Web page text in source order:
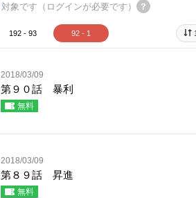
対象です（ログインが必要です）
192 - 93 92 - 1
2018/03/09
第９０話 暴利
無料
2018/03/09
第８９話 昇進
無料